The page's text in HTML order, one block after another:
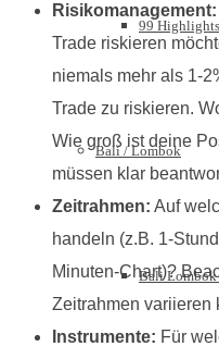
99
Bali / Lombok
Bali Lombok
Risikomanagement:
Trade riskieren
niemals mehr als 1-
Trade zu riskieren.
Wie groß ist deine
müssen klar
Zeitrahmen: Auf
handeln (z.B. 1-
Minuten-Chart)?
Zeitrahmen variieren
Instrumente: Für